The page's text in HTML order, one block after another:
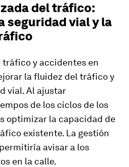
del tráfico:
seguridad vial y la
y accidentes en
la fluidez del tráfico y
vial. Al ajustar
de los ciclos de los
optimizar la capacidad de
existente. La gestión
avisar a los
en la calle.